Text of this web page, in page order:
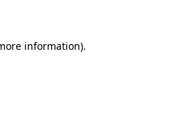
information).